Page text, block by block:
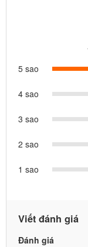
Đặc điểm nổi
5 sao
4 sao
3 sao
2 sao
1 sao
Viết đánh giá
Đánh giá